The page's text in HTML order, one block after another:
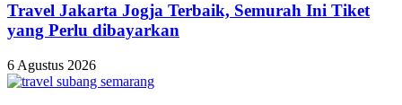
Travel Jakarta Jogja Terbaik, Semurah Ini Tiket
yang Perlu dibayarkan
6 Agustus 2026